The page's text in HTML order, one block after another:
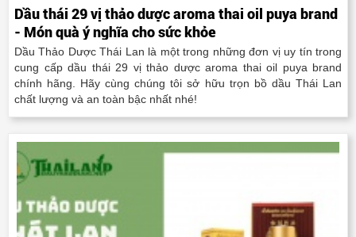
Dầu thái 29 vị thảo dược aroma thai oil puya brand
- Món quà ý nghĩa cho sức khỏe
Dầu Thảo Dược Thái Lan là một trong những đơn vị uy tín trong
cung cấp dầu thái 29 vị thảo dược aroma thai oil puya brand
chính hãng. Hãy cùng chúng tôi sở hữu trọn bồ dầu Thái Lan
chất lượng và an toàn bậc nhất nhé!